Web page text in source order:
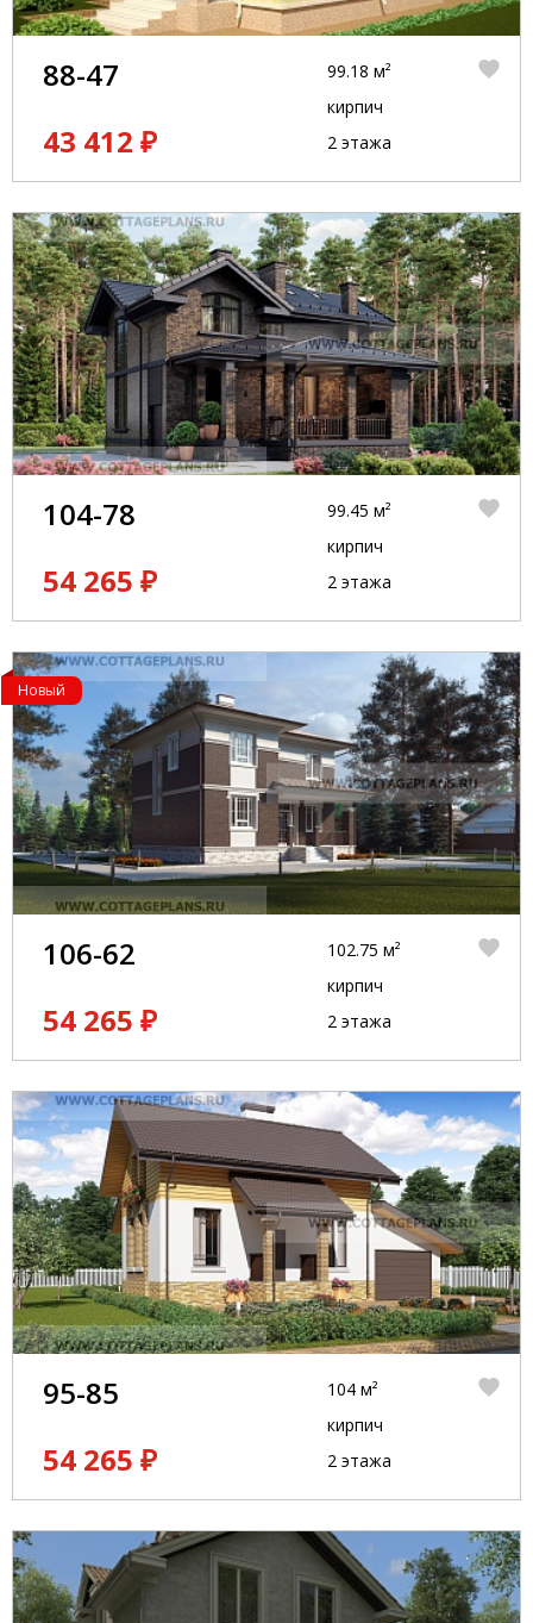
88-47
43 412 ₽
99.18 м²
кирпич
2 этажа
104-78
54 265 ₽
99.45 м²
кирпич
2 этажа
Новый
106-62
54 265 ₽
102.75 м²
кирпич
2 этажа
95-85
54 265 ₽
104 м²
кирпич
2 этажа